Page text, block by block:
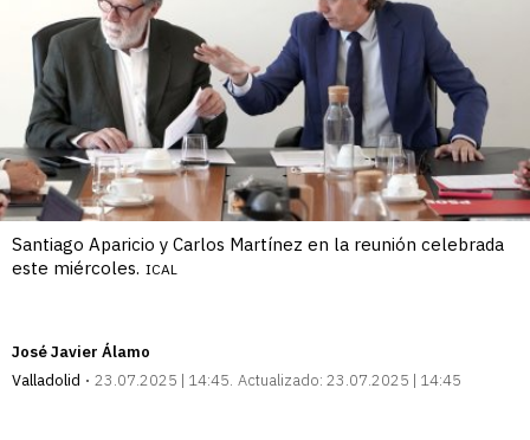
Santiago Aparicio y Carlos Martínez en la reunión celebrada
este miércoles. ICAL
José Javier Álamo
Valladolid
23.07.2025 | 14:45 Actualizado: 23.07.2025 | 14:45